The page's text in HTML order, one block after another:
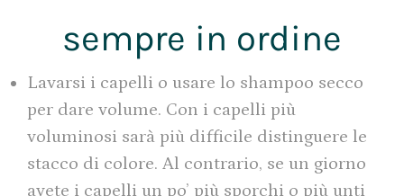
sempre in ordine
Lavarsi i capelli o usare lo shampoo secco
per dare volume. Con i capelli più
voluminosi sarà più difficile distinguere le
stacco di colore. Al contrario, se un giorno
avete i capelli un po’ più sporchi o più unti